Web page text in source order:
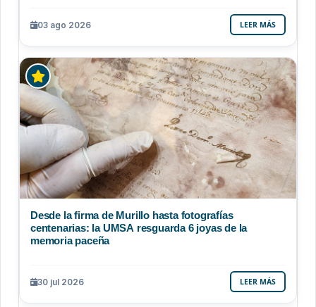
03 ago 2026 LEER MÁS
Desde la firma de Murillo hasta fotografías
centenarias: la UMSA resguarda 6 joyas de la
memoria paceña
30 jul 2026 LEER MÁS